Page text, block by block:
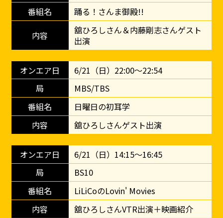
踊る！さんま御殿!!
舘ひろしさん＆内藤剛志さんゲスト
出演
6/21（日）22:00～22:54
MBS/TBS
日曜日の初耳学
舘ひろしさんゲスト出演
6/21（日）14:15～16:45
BS10
LiLiCoのLovin' Movies
舘ひろしさんVTR出演＋映画紹介